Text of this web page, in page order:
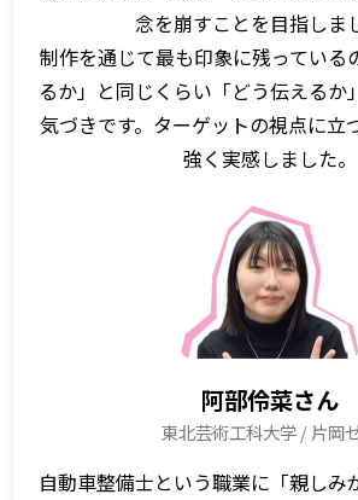
念を崩すことを目指しま
制作を通じて最も印象に残っている
るか」と同じくらい「どう伝えるか
気づきです。ターゲットの視点に立
強く実感しました。
阿部伶菜さん
東北芸術工科大学 / 片岡
自動車整備士という職業に「親しみ